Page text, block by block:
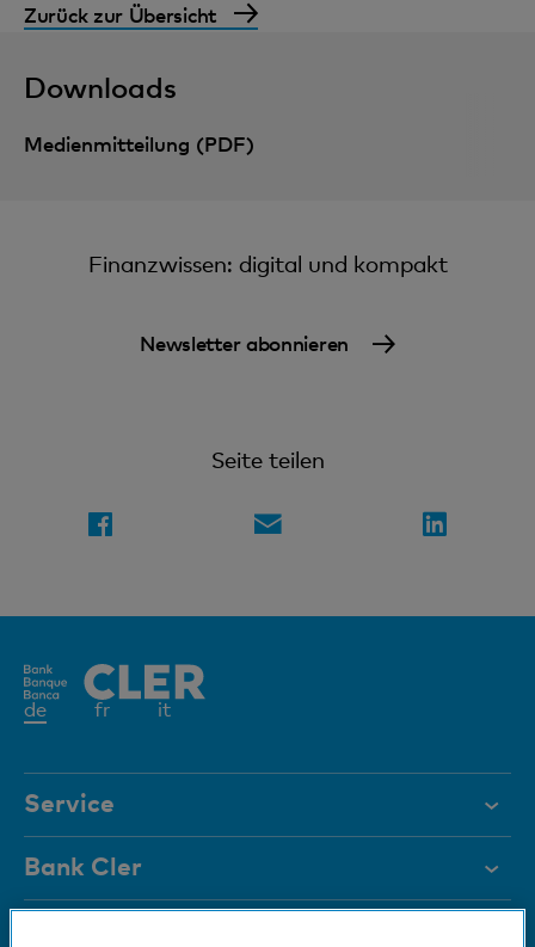
Zurück zur Übersicht
Downloads
Medienmitteilung (PDF)
Finanzwissen: digital und kompakt
Newsletter abonnieren
Seite teilen
deAktives
fr it
Service
Hilfe & Kontakt
Dokumente
Bank Cler
Über uns